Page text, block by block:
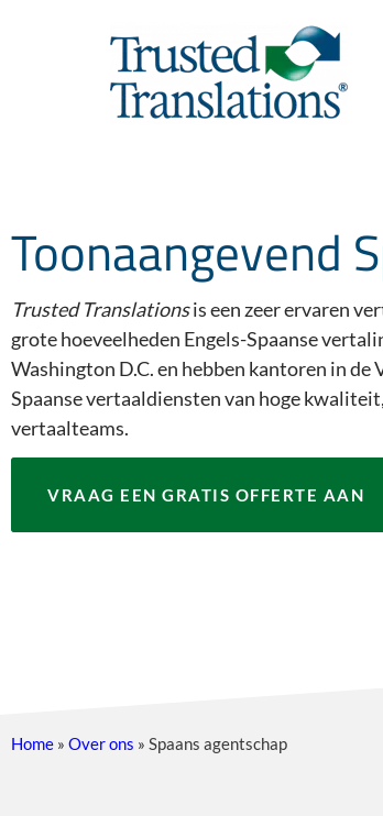
Toonaangevend
Trusted Translationsis een zeer ervaren
grote hoeveelheden Engels-Spaanse
Washington D.C. en hebben kantoren in
Spaanse vertaaldiensten van hoge
vertaalteams.
VRAAG EEN GRATIS OFFERTE AAN
Home » Over ons » Spaans agentschap